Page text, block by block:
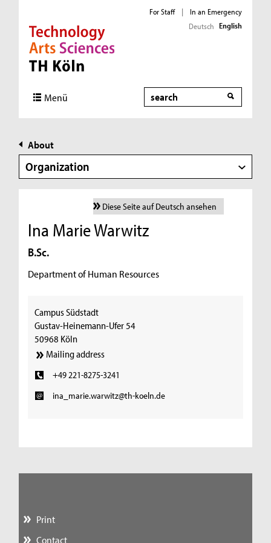
Direkt zur Hauptnavigation
Direkt zur Subnavigation
Direkt zum Inhalt
Direkt zum Fußbereich
For Staff |
In an Emergency
Deutsch English
Menü Search
About
Organization
Diese Seite auf Deutsch ansehen
Ina Marie Warwitz
B.Sc.
Department of Human Resources
Campus Südstadt
Gustav-Heinemann-Ufer 54
50968 Köln
Mailing address
+49 221-8275-3241
ina_marie.warwitz@th-koeln.de
Print
Contact